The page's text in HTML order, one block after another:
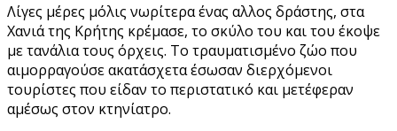
Λίγες μέρες μόλις νωρίτερα ένας αλλος δράστης, στα
Χανιά της Κρήτης κρέμασε, το σκύλο του και του έκοψε
με τανάλια τους όρχεις. Το τραυματισμένο ζώο που
αιμορραγούσε ακατάσχετα έσωσαν διερχόμενοι
τουρίστες που είδαν το περιστατικό και μετέφεραν
αμέσως στον κτηνίατρο.